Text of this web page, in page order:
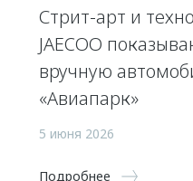
Стрит-арт и
JAECOO
вручную
«Авиапарк»
5 июня 2026
Подробнее